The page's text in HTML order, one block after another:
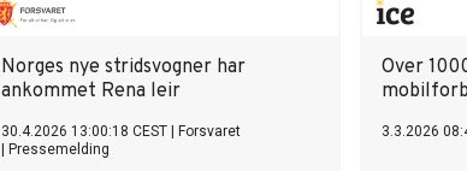
Norges nye stridsvogner har
ankommet Rena leir
30.4.2026 13:00:18 CEST
Forsvaret
Pressemelding
Over
3.3.2026